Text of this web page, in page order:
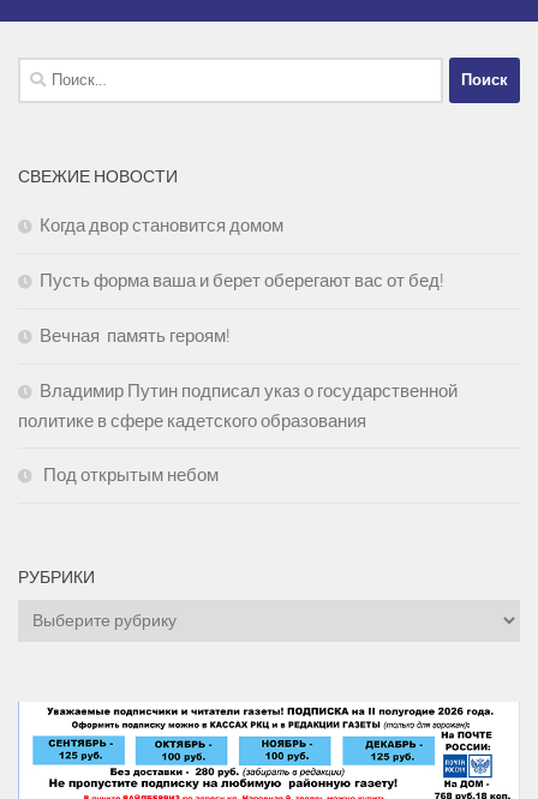
Найти:
СВЕЖИЕ НОВОСТИ
Когда двор становится домом
Пусть форма ваша и берет оберегают вас от бед!
Вечная память героям!
Владимир Путин подписал указ о государственной
политике в сфере кадетского образования
Под открытым небом
РУБРИКИ
Рубрики